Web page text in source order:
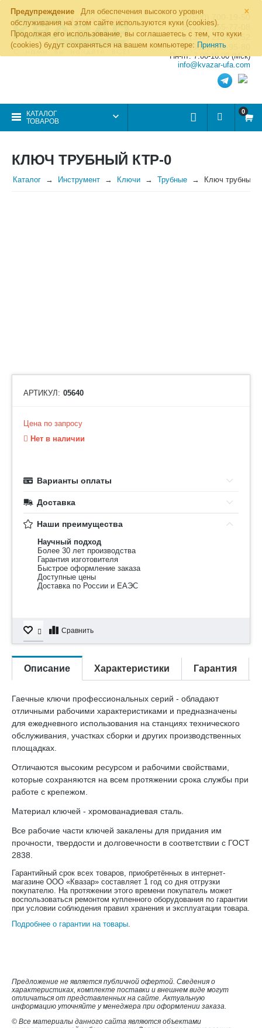
×
Предупреждение
Для обеспечения высокого уровня
обслуживания на этом сайте используются куки (cookies).
Продолжая его использование, вы соглашаетесь с тем, что куки
(cookies) будут сохраняться на вашем компьютере: Принять
8 (800) 700-19-50
8 (495) 255-77-08
8 (347) 225-00-52
8 (986) 963-95-80
Пн-пт: 7.00-16.00 (Мск)
info@kvazar-ufa.com
КАТАЛОГ
ТОВАРОВ
0
КЛЮЧ ТРУБНЫЙ КТР-0
Каталог Инструмент Ключи Трубные Ключ трубный
АРТИКУЛ: 05640
Цена по запросу
Нет в наличии
Варианты оплаты
Доставка
Наши преимущества
Научный подход
Более 30 лет производства
Гарантия изготовителя
Быстрое оформление заказа
Доступные цены
Доставка по России и ЕАЭС
Сравнить
Описание Характеристики Гарантия
Гаечные ключи профессиональных серий - обладают
отличными рабочими характеристиками и предназначены
для ежедневного использования на станциях технического
обслуживания, участках сборки и других производственных
площадках.
Отличаются высоким ресурсом и рабочими свойствами,
которые сохраняются на всем протяжении срока службы при
работе с крепежом.
Материал ключей - хромованадиевая сталь.
Все рабочие части ключей закалены для придания им
прочности, твердости и долговечности в соответствии с ГОСТ
2838.
Гарантийный срок всех товаров, приобретённых в интернет-
магазине ООО «Квазар» составляет 1 год со дня отгрузки
покупателю. На протяжении этого времени покупатель может
воспользоваться ремонтом купленного оборудования по гарантии
при условии соблюдения правил хранения и эксплуатации товара.
Подробнее о гарантии на товары.
Предложение не является публичной офертой. Сведения о
характеристиках, комплекте поставки и внешнем виде могут
отличаться от представленных на сайте. Актуальную
информацию уточняйте у менеджера при оформлении заказа.
© Все материалы данного сайта являются объектами